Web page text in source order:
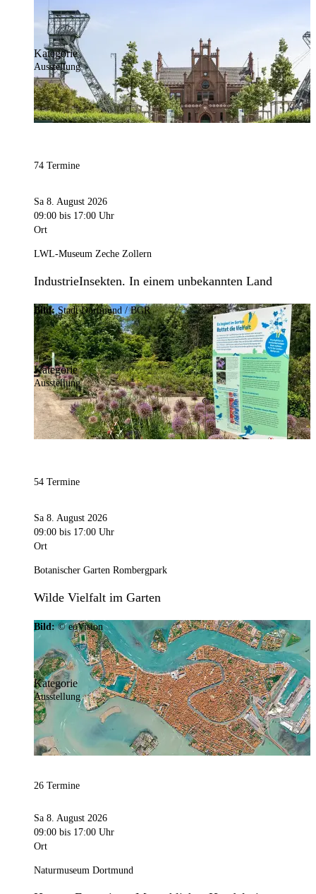
Kategorie
Ausstellung
74 Termine
Sa 8. August 2026
09:00 bis 17:00 Uhr
Ort
LWL-Museum Zeche Zollern
IndustrieInsekten. In einem unbekannten Land
Bild: Stadt Dortmund / BGR
Kategorie
Ausstellung
54 Termine
Sa 8. August 2026
09:00 bis 17:00 Uhr
Ort
Botanischer Garten Rombergpark
Wilde Vielfalt im Garten
Bild:© eoVision
Kategorie
Ausstellung
26 Termine
Sa 8. August 2026
09:00 bis 17:00 Uhr
Ort
Naturmuseum Dortmund